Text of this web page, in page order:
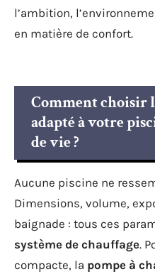
l’ambition,
en matière de confort.
Comment choisir
adapté à votre
de vie ?
Aucune piscine ne
Dimensions, volume,
baignade : tous ces
système de chauffage.
compacte, la pompe à